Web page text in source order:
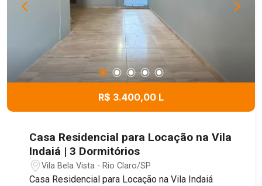
R$ 3.400,00 L
Casa Residencial para Locação na Vila
Indaiá | 3 Dormitórios
Vila Bela Vista - Rio Claro/SP
Casa Residencial para Locação na Vila Indaiá